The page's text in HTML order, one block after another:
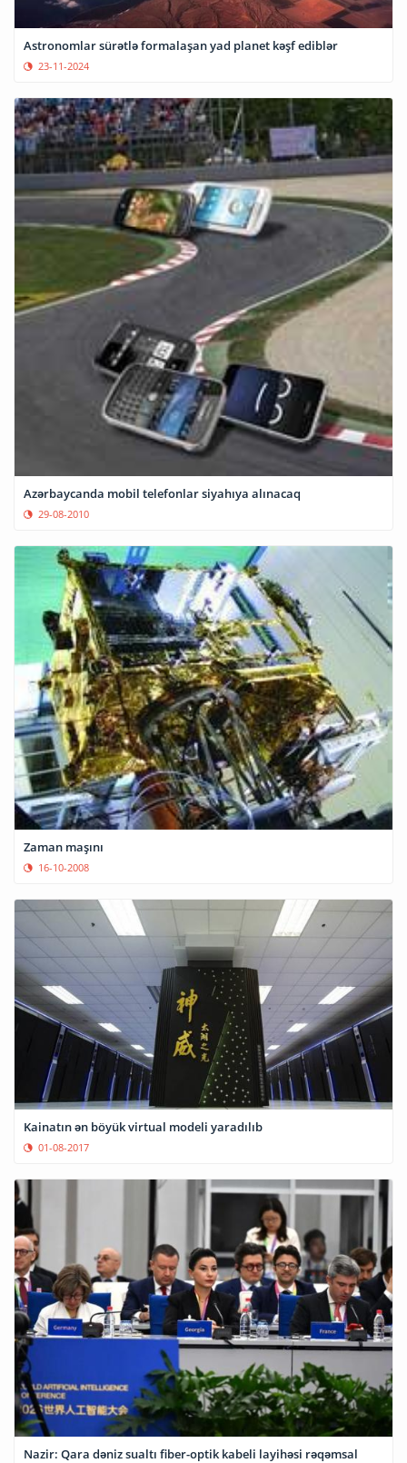
Astronomlar sürətlə formalaşan yad planet kəşf ediblər
23-11-2024
Azərbaycanda mobil telefonlar siyahıya alınacaq
29-08-2010
Zaman maşını
16-10-2008
Kainatın ən böyük virtual modeli yaradılıb
01-08-2017
Nazir: Qara dəniz sualtı fiber-optik kabeli layihəsi rəqəmsal